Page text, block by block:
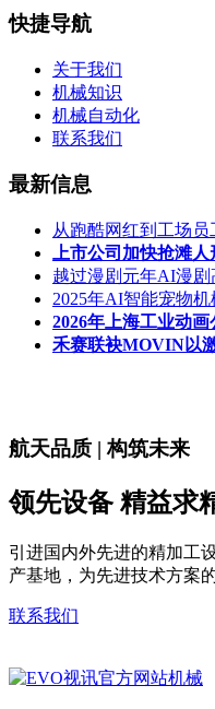
快捷导航
关于我们
机械知识
机械自动化
联系我们
最新信息
从跑酷网红到工场
上市公司加快抢滩
越过漫剧元年AI漫
2025年AI智能宠物机
2026年上海工业动
禾赛联袂MOVIN以
航天品质 | 构筑未来
领先设备 精益求
引进国内外先进的精加工
产基地，为先进技术方案
联系我们